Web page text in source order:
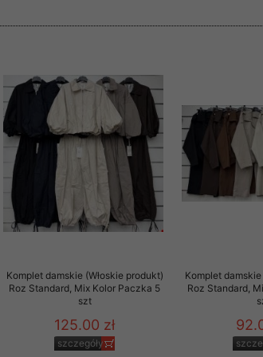
Komplet damskie (Włoskie produkt)
Roz Standard, Mix Kolor Paczka 5
szt
125.00 zł
szczegóły
Komplet
Roz Standard,
wycofać . Pamiętaj, że wycofanie zgody nie
dostępu, sprostowania oraz usunięcia
niepodlegania zautomatyzowanemu
sprzeciwu wobec przetwarzania Twoich
oraz ochronę ich danych osobowych.